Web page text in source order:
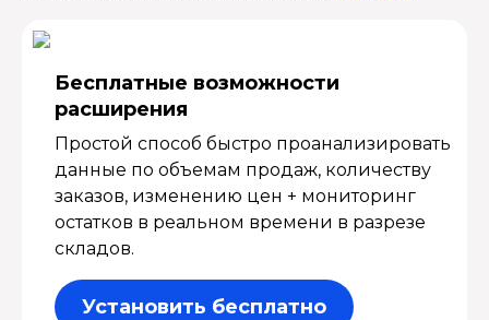
Бесплатные возмож­ности
расширения
Простой способ быстро проанализировать
данные по объемам продаж, количеству
заказов, изменению цен + мониторинг
остатков в реальном времени в разрезе
складов.
Установить бесплатно